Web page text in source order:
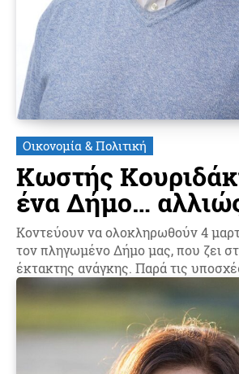
Οικονομία & Πολιτική
Κωστής
ένα Δήμο…
Κοντεύουν να ολοκληρωθούν 4
τον πληγωμένο Δήμο μας, που ζει
έκτακτης ανάγκης. Παρά τις